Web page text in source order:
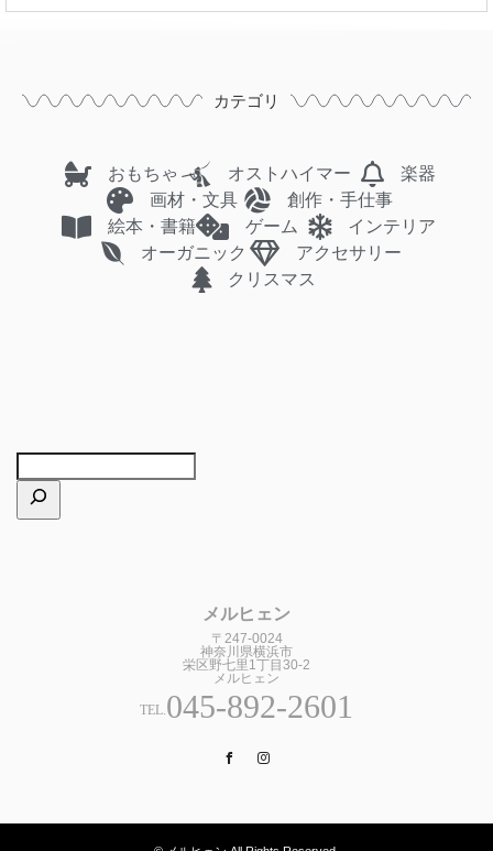
カテゴリ
おもちゃ オストハイマー
楽器
画材・文具
創作・手仕事
絵本・書籍
ゲーム
インテリア
オーガニック
アクセサリー
クリスマス
メルヒェン
〒247-0024
神奈川県横浜市
栄区野七里1丁目30-2
メルヒェン
TEL.045-892-2601
Facebook